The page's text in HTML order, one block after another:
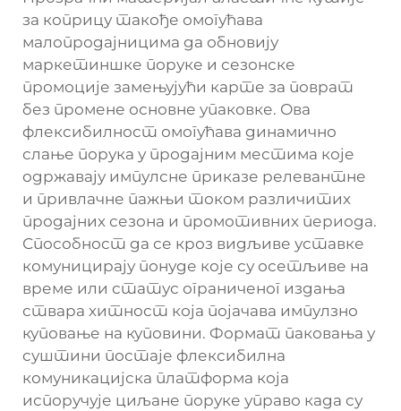
за коприцу такође омогућава
малопродајницима да обновију
маркетиншке поруке и сезонске
промоције замењујући карте за поврат
без промене основне упаковке. Ова
флексибилност омогућава динамично
слање порука у продајним местима које
одржавају импулсне приказе релевантне
и привлачне пажњи током различитих
продајних сезона и промотивних периода.
Способност да се кроз видљиве уставке
комуницирају понуде које су осетљиве на
време или статус ограниченог издања
ствара хитност која појачава импулзно
куповање на куповини. Формат паковања у
суштини постаје флексибилна
комуникацијска платформа која
испоручује циљане поруке управо када су